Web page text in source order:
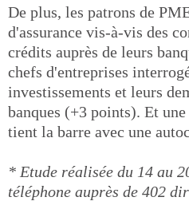
De plus, les patrons de
d'assurance vis-à-vis des
crédits auprès de leurs
chefs d'entreprises
investissements et leurs
banques (+3 points). Et
tient la barre avec une
* Etude réalisée du 14 au
téléphone auprès de 402